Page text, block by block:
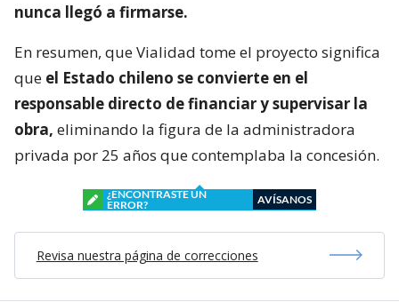
nunca llegó a firmarse.
En resumen, que Vialidad tome el proyecto significa
que el Estado chileno se convierte en el
responsable directo de financiar y supervisar la
obra, eliminando la figura de la administradora
privada por 25 años que contemplaba la concesión.
¿ENCONTRASTE UN
ERROR?
AVÍSANOS
Revisa nuestra página de correcciones